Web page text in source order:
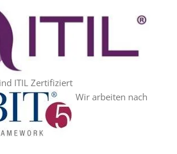
ITIL Zertifiziert
Wir arbeiten nach